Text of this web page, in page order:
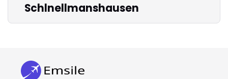
Schlnellmanshausen